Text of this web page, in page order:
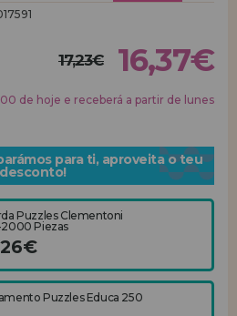
17,23€ 16,37€
de hoje e receberá a partir de lunes
para ti, aproveita o teu
desconto!
Puzzles Clementoni
Piezas
Puzzles Educa 250